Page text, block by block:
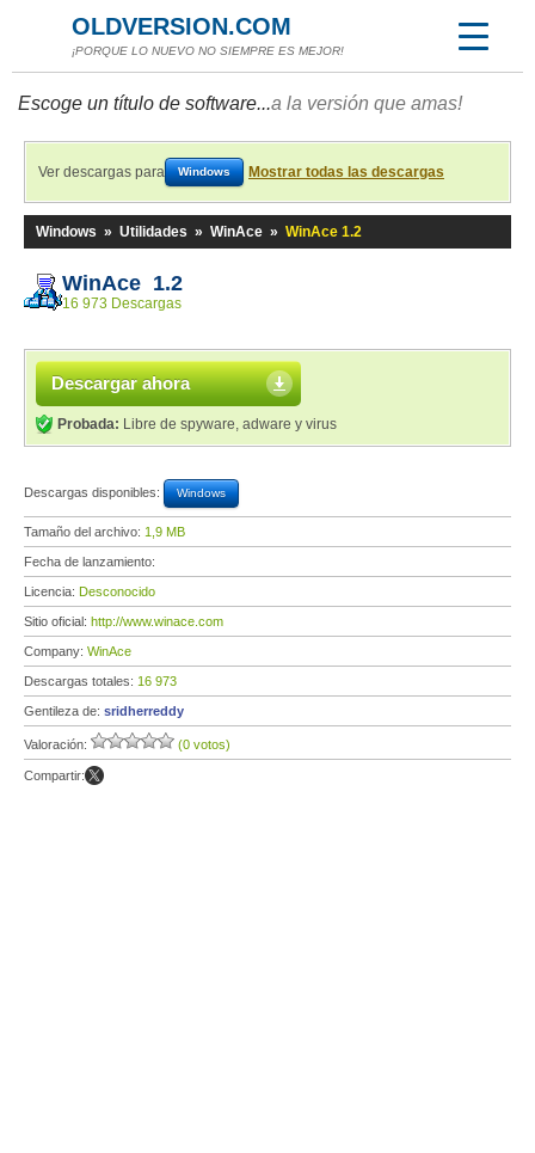
OLDVERSION.COM
¡PORQUE LO NUEVO NO SIEMPRE ES MEJOR!
Escoge un título de software...a la versión que amas!
Ver descargas para Windows Mostrar todas las descargas
Windows » Utilidades » WinAce » WinAce 1.2
WinAce 1.2
16 973 Descargas
Descargar ahora
Probada: Libre de spyware, adware y virus
Descargas disponibles: Windows
Tamaño del archivo: 1,9 MB
Fecha de lanzamiento:
Licencia: Desconocido
Sitio oficial: http://www.winace.com
Company: WinAce
Descargas totales: 16 973
Gentileza de: sridherreddy
Valoración: (0 votos)
Compartir: